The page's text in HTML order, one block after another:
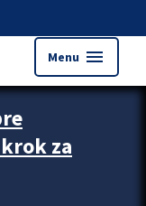
Menu menu
za